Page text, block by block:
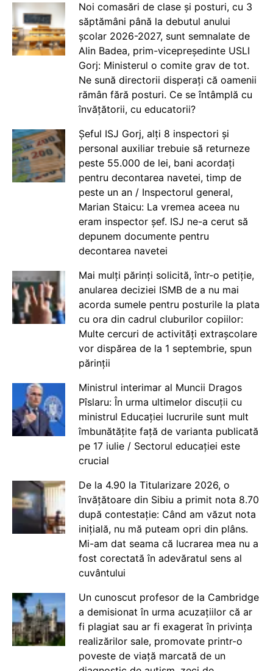
Noi comasări de clase și posturi, cu 3
săptămâni până la debutul anului
școlar 2026-2027, sunt semnalate de
Alin Badea, prim-vicepreședinte USLI
Gorj: Ministerul o comite grav de tot.
Ne sună directorii disperați că oamenii
rămân fără posturi. Ce se întâmplă cu
învățătorii, cu educatorii?
Șeful ISJ Gorj, alți 8 inspectori și
personal auxiliar trebuie să returneze
peste 55.000 de lei, bani acordați
pentru decontarea navetei, timp de
peste un an / Inspectorul general,
Marian Staicu: La vremea aceea nu
eram inspector șef. ISJ ne-a cerut să
depunem documente pentru
decontarea navetei
Mai mulți părinți solicită, într-o petiție,
anularea deciziei ISMB de a nu mai
acorda sumele pentru posturile la plata
cu ora din cadrul cluburilor copiilor:
Multe cercuri de activități extrașcolare
vor dispărea de la 1 septembrie, spun
părinții
Ministrul interimar al Muncii Dragos
Pîslaru: În urma ultimelor discuții cu
ministrul Educației lucrurile sunt mult
îmbunătățite față de varianta publicată
pe 17 iulie / Sectorul educației este
crucial
De la 4.90 la Titularizare 2026, o
învățătoare din Sibiu a primit nota 8.70
după contestație: Când am văzut nota
inițială, nu mă puteam opri din plâns.
Mi-am dat seama că lucrarea mea nu a
fost corectată în adevăratul sens al
cuvântului
Un cunoscut profesor de la Cambridge
a demisionat în urma acuzațiilor că ar
fi plagiat sau ar fi exagerat în privința
realizărilor sale, promovate printr-o
poveste de viață marcată de un